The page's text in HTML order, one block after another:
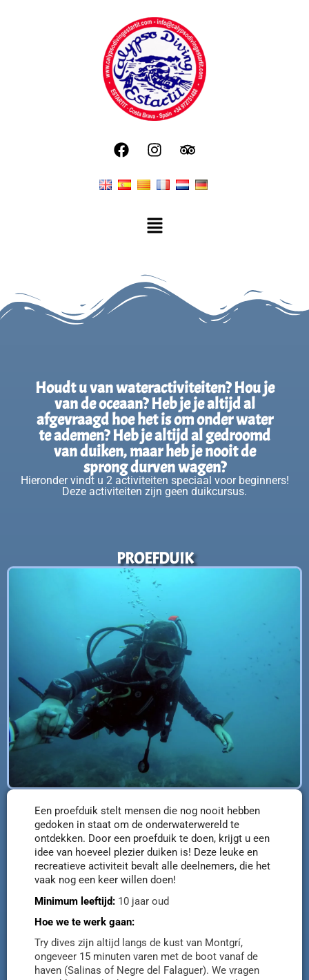
Houdt u van wateractiviteiten? Hou je
van de oceaan? Heb je je altijd al
afgevraagd hoe het is om onder water
te ademen? Heb je altijd al gedroomd
van duiken, maar heb je nooit de
sprong durven wagen?
Hieronder vindt u 2 activiteiten speciaal voor beginners!
Deze activiteiten zijn geen duikcursus.
PROEFDUIK
Een proefduik stelt mensen die nog nooit hebben
gedoken in staat om de onderwaterwereld te
ontdekken. Door een proefduik te doen, krijgt u een
idee van hoeveel plezier duiken is! Deze leuke en
recreatieve activiteit bevalt alle deelnemers, die het
vaak nog een keer willen doen!
Minimum leeftijd: 10 jaar oud
Hoe we te werk gaan:
Try dives zijn altijd langs de kust van Montgrí,
ongeveer 15 minuten varen met de boot vanaf de
haven (Salinas of Negre del Falaguer). We vragen